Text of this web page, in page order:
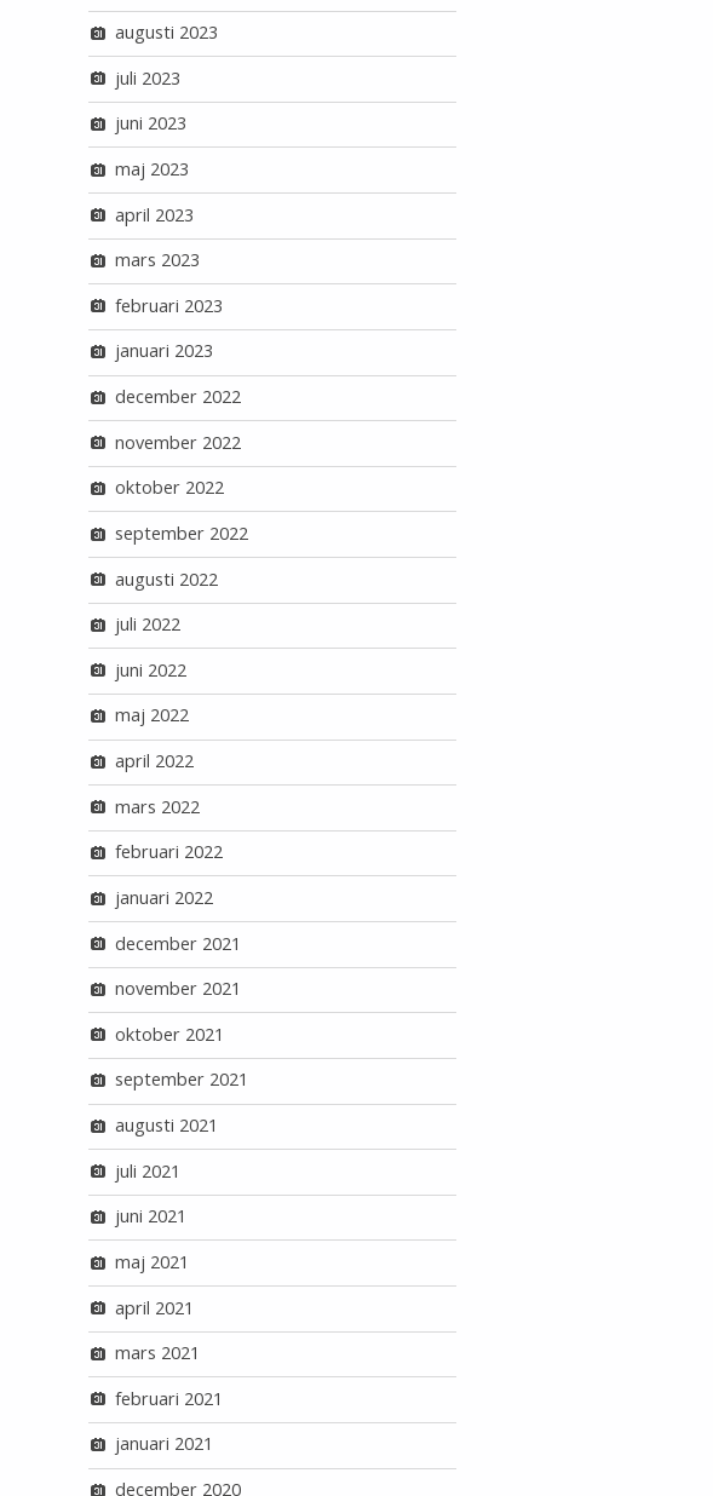
augusti 2023
juli 2023
juni 2023
maj 2023
april 2023
mars 2023
februari 2023
januari 2023
december 2022
november 2022
oktober 2022
september 2022
augusti 2022
juli 2022
juni 2022
maj 2022
april 2022
mars 2022
februari 2022
januari 2022
december 2021
november 2021
oktober 2021
september 2021
augusti 2021
juli 2021
juni 2021
maj 2021
april 2021
mars 2021
februari 2021
januari 2021
december 2020